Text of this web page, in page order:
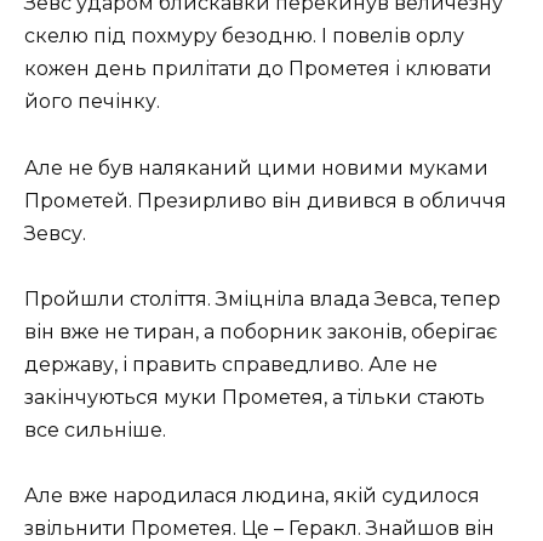
скелю під похмуру безодню. І повелів орлу
кожен день прилітати до Прометея і клювати
його печінку.
Але не був наляканий цими новими муками
Прометей. Презирливо він дивився в обличчя
Зевсу.
Пройшли століття. Зміцніла влада Зевса, тепер
він вже не тиран, а поборник законів, оберігає
державу, і править справедливо. Але не
закінчуються муки Прометея, а тільки стають
все сильніше.
Але вже народилася людина, якій судилося
звільнити Прометея. Це – Геракл. Знайшов він